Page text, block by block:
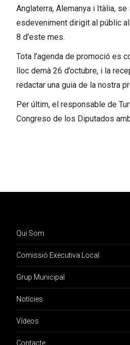
Anglaterra, Alemanya i Itàlia, se
esdeveniment dirigit al públic
8 d’este mes.
Tota l’agenda de promoció es
lloc demà 26 d’octubre, i la
redactar una guia de la nostra
Per últim, el responsable de
Congreso de los Diputados
Qui Som
Comissió Executiva Local
Grup Municipal
Notícies
Vídeos
Contacte